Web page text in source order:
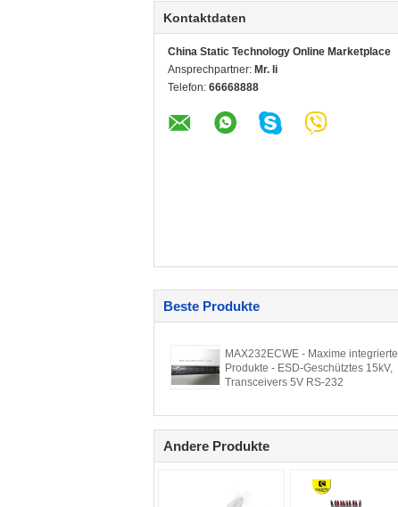
Kontaktdaten
China Static Technology Online Marketplace
Ansprechpartner: Mr. li
Telefon: 66668888
Beste Produkte
MAX232ECWE - Maxime integrierte
Produkte - ESD-Geschütztes 15kV,
Transceivers 5V RS-232
Andere Produkte